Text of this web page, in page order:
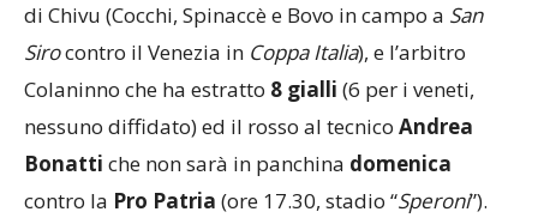
di Chivu (Cocchi, Spinaccè e Bovo in campo a San
Sirocontro il Venezia in Coppa Italia), e l’arbitro
Colaninno che ha estratto 8 gialli (6 per i veneti,
nessuno diffidato) ed il rosso al tecnico Andrea
Bonatti che non sarà in panchina domenica
contro la Pro Patria (ore 17.30, stadio “Speroni”).